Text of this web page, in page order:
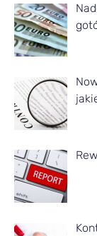
g
o
i
e
i
ą
c
a